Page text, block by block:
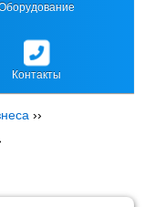
Контакты
››